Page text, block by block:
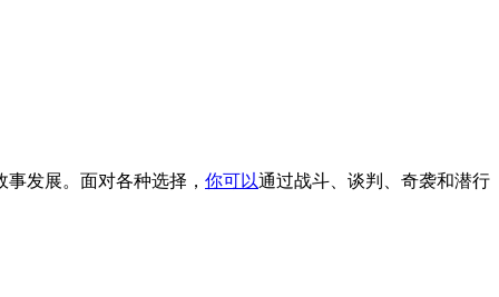
发展。面对各种选择， 你可以通过战斗、谈判、奇袭和潜行